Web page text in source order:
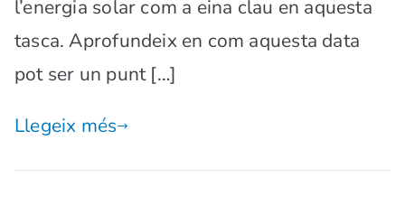
l’energia solar com a eina clau en aquesta
tasca. Aprofundeix en com aquesta data
pot ser un punt […]
Llegeix més